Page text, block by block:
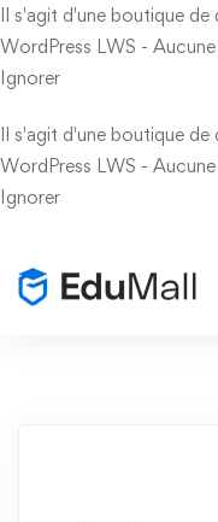
Il s'agit d'une boutique
WordPress LWS -
Ignorer
Il s'agit d'une boutique
WordPress LWS -
Ignorer